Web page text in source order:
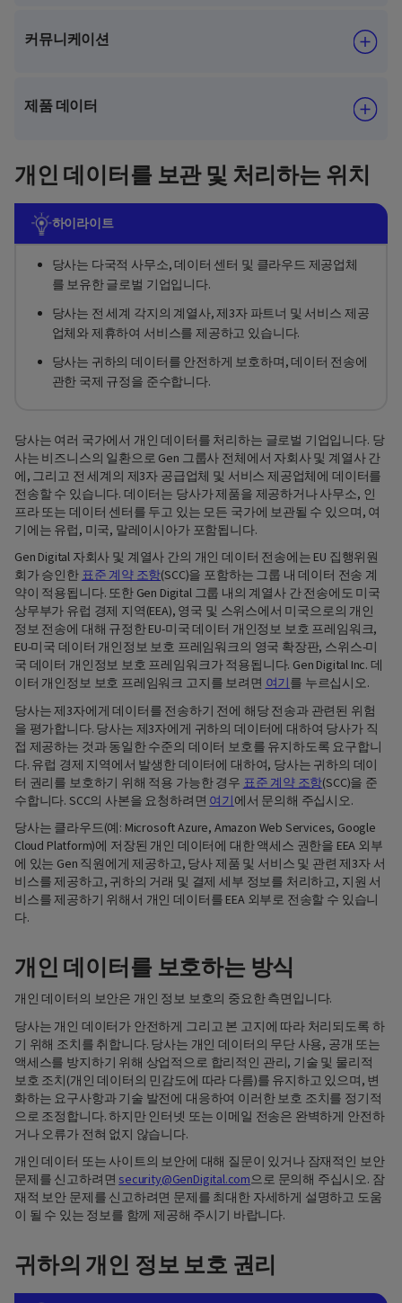
커뮤니케이션
제품 데이터
개인 데이터를 보관 및 처리하는 위치
하이라이트
당사는 다국적 사무소, 데이터 센터 및 클라우드 제공업체
를 보유한 글로벌 기업입니다.
당사는 전 세계 각지의 계열사, 제3자 파트너 및 서비스 제공
업체와 제휴하여 서비스를 제공하고 있습니다.
당사는 귀하의 데이터를 안전하게 보호하며, 데이터 전송에
관한 국제 규정을 준수합니다.
당사는 여러 국가에서 개인 데이터를 처리하는 글로벌 기업입니다. 당
사는 비즈니스의 일환으로 Gen 그룹사 전체에서 자회사 및 계열사 간
에, 그리고 전 세계의 제3자 공급업체 및 서비스 제공업체에 데이터를
전송할 수 있습니다. 데이터는 당사가 제품을 제공하거나 사무소, 인
프라 또는 데이터 센터를 두고 있는 모든 국가에 보관될 수 있으며, 여
기에는 유럽, 미국, 말레이시아가 포함됩니다.
Gen Digital 자회사 및 계열사 간의 개인 데이터 전송에는 EU 집행위원
회가 승인한표준 계약 조항(SCC)을 포함하는 그룹 내 데이터 전송 계
약이 적용됩니다. 또한 Gen Digital 그룹 내의 계열사 간 전송에도 미국
상무부가 유럽 경제 지역(EEA), 영국 및 스위스에서 미국으로의 개인
정보 전송에 대해 규정한 EU-미국 데이터 개인정보 보호 프레임워크,
EU-미국 데이터 개인정보 보호 프레임워크의 영국 확장판, 스위스-미
국 데이터 개인정보 보호 프레임워크가 적용됩니다. Gen Digital Inc. 데
이터 개인정보 보호 프레임워크 고지를 보려면여기를 누르십시오.
당사는 제3자에게 데이터를 전송하기 전에 해당 전송과 관련된 위험
을 평가합니다. 당사는 제3자에게 귀하의 데이터에 대하여 당사가 직
접 제공하는 것과 동일한 수준의 데이터 보호를 유지하도록 요구합니
다. 유럽 경제 지역에서 발생한 데이터에 대하여, 당사는 귀하의 데이
터 권리를 보호하기 위해 적용 가능한 경우 표준 계약 조항(SCC)을 준
수합니다. SCC의 사본을 요청하려면 여기에서 문의해 주십시오.
당사는 클라우드(예: Microsoft Azure, Amazon Web Services, Google
Cloud Platform)에 저장된 개인 데이터에 대한 액세스 권한을 EEA 외부
에 있는 Gen 직원에게 제공하고, 당사 제품 및 서비스 및 관련 제3자 서
비스를 제공하고, 귀하의 거래 및 결제 세부 정보를 처리하고, 지원 서
비스를 제공하기 위해서 개인 데이터를 EEA 외부로 전송할 수 있습니
다.
개인 데이터를 보호하는 방식
개인 데이터의 보안은 개인 정보 보호의 중요한 측면입니다.
당사는 개인 데이터가 안전하게 그리고 본 고지에 따라 처리되도록 하
기 위해 조치를 취합니다. 당사는 개인 데이터의 무단 사용, 공개 또는
액세스를 방지하기 위해 상업적으로 합리적인 관리, 기술 및 물리적
보호 조치(개인 데이터의 민감도에 따라 다름)를 유지하고 있으며, 변
화하는 요구사항과 기술 발전에 대응하여 이러한 보호 조치를 정기적
으로 조정합니다. 하지만 인터넷 또는 이메일 전송은 완벽하게 안전하
거나 오류가 전혀 없지 않습니다.
개인 데이터 또는 사이트의 보안에 대해 질문이 있거나 잠재적인 보안
문제를 신고하려면security@GenDigital.com으로 문의해 주십시오. 잠
재적 보안 문제를 신고하려면 문제를 최대한 자세하게 설명하고 도움
이 될 수 있는 정보를 함께 제공해 주시기 바랍니다.
귀하의 개인 정보 보호 권리